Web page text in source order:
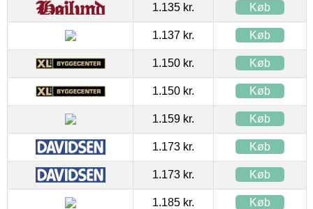
1.135 kr. Køb
1.137 kr. Køb
1.150 kr. Køb
1.150 kr. Køb
1.159 kr. Køb
1.173 kr. Køb
1.173 kr. Køb
1.185 kr. Køb